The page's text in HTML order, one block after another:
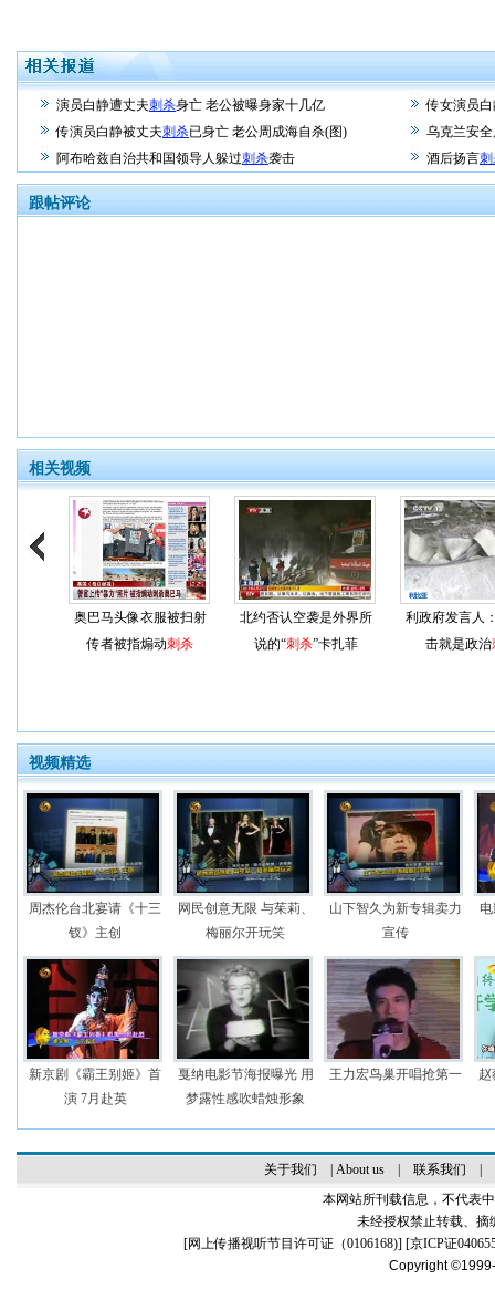
演员白静遭丈夫刺杀身亡 老公被曝身家十几亿
传女演员
传演员白静被丈夫刺杀已身亡 老公周成海自杀(图)
乌克兰安
阿布哈兹自治共和国领导人躲过刺杀袭击 酒后扬言
跟帖评论
相关视频
奥巴马头像衣服被扫射
传者被指煽动刺杀
北约否认空袭是外界所
说的“刺杀”卡扎菲
利政府发言人
击就是政治
视频精选
周杰伦台北宴请《十三
钗》主创
网民创意无限 与茱莉、
梅丽尔开玩笑
山下智久为新专辑卖力
宣传
新京剧《霸王别姬》首
演 7月赴英
戛纳电影节海报曝光 用
梦露性感吹蜡烛形象
王力宏鸟巢开唱抢第一 赵
关于我们 About us| 联系我们
本网站所刊载信息，不代表
未经授权禁止转载、摘
[网上传播视听节目许可证（0106168)] [京ICP证
Copyright